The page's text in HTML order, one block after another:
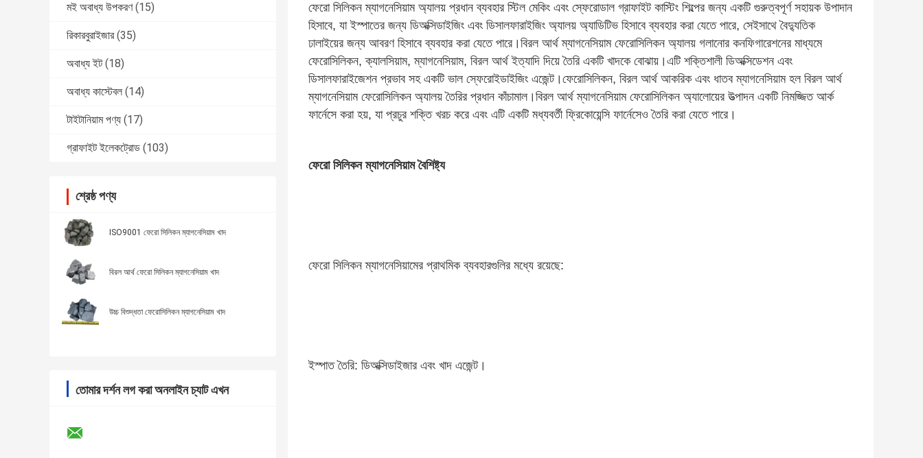
মই অবাধ্য উপকরণ (15)
রিকারবুরাইজার (35)
অবাধ্য ইট (18)
অবাধ্য কাস্টেবল (14)
টাইটানিয়াম পণ্য (17)
গ্রাফাইট ইলেকট্রোড (103)
শ্রেষ্ঠ পণ্য
ISO9001 ফেরো সিলিকন ম্যাগনেসিয়াম খাদ
বিরল আর্থ ফেরো সিলিকন ম্যাগনেসিয়াম খাদ
উচ্চ বিশুদ্ধতা ফেরোসিলিকন ম্যাগনেসিয়াম খাদ
তোমার দর্শন লগ করা অনলাইন চ্যাট এখন
ফেরো সিলিকন ম্যাগনেসিয়াম অ্যালয় প্রধান ব্যবহার স্টিল মেকিং এবং স্ফেরোডাল গ্রাফাইট কাস্টিং শিল্পের জন্য একটি গুরুত্বপূর্ণ সহায়ক উপাদান
হিসাবে, যা ইস্পাতের জন্য ডিঅক্সিডাইজিং এবং ডিসালফারাইজিং অ্যালয় অ্যাডিটিভ হিসাবে ব্যবহার করা যেতে পারে, সেইসাথে বৈদ্যুতিক
ঢালাইয়ের জন্য আবরণ হিসাবে ব্যবহার করা যেতে পারে। বিরল আর্থ ম্যাগনেসিয়াম ফেরোসিলিকন অ্যালয় গলানোর কনফিগারেশনের মাধ্যমে
ফেরোসিলিকন, ক্যালসিয়াম, ম্যাগনেসিয়াম, বিরল আর্থ ইত্যাদি দিয়ে তৈরি একটি খাদকে বোঝায়।এটি শক্তিশালী ডিঅক্সিডেশন এবং
ডিসালফারাইজেশন প্রভাব সহ একটি ভাল স্ফেরোইডাইজিং এজেন্ট।ফেরোসিলিকন, বিরল আর্থ আকরিক এবং ধাতব ম্যাগনেসিয়াম হল বিরল আর্থ
ম্যাগনেসিয়াম ফেরোসিলিকন অ্যালয় তৈরির প্রধান কাঁচামাল।বিরল আর্থ ম্যাগনেসিয়াম ফেরোসিলিকন অ্যালোয়ের উত্পাদন একটি নিমজ্জিত আর্ক
ফার্নেসে করা হয়, যা প্রচুর শক্তি খরচ করে এবং এটি একটি মধ্যবর্তী ফ্রিকোয়েন্সি ফার্নেসেও তৈরি করা যেতে পারে।
ফেরো সিলিকন ম্যাগনেসিয়াম বৈশিষ্ট্য
ফেরো সিলিকন ম্যাগনেসিয়ামের প্রাথমিক ব্যবহারগুলির মধ্যে রয়েছে:
ইস্পাত তৈরি: ডিঅক্সিডাইজার এবং খাদ এজেন্ট।